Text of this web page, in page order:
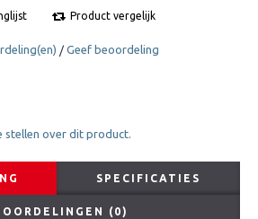
Product vergelijk
/ Geef beoordeling
stellen over dit product.
SPECIFICATIES
(0)